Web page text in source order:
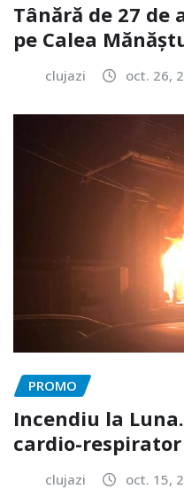
Tânără de 27 de
pe Calea
clujazi oct. 26,
PROMO
Incendiu la
cardio-respirator
clujazi oct. 15,